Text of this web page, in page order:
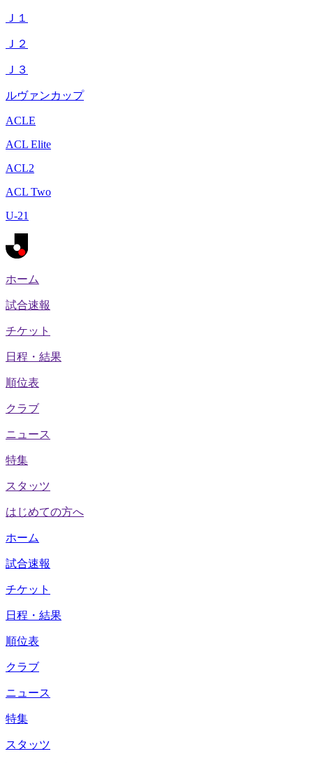
Ｊ１
Ｊ２
Ｊ３
ルヴァンカップ
ACLE
ACL Elite
ACL2
ACL Two
U-21
ホーム
試合速報
チケット
日程・結果
順位表
クラブ
ニュース
特集
スタッツ
はじめての方へ
ホーム
試合速報
チケット
日程・結果
順位表
クラブ
ニュース
特集
スタッツ